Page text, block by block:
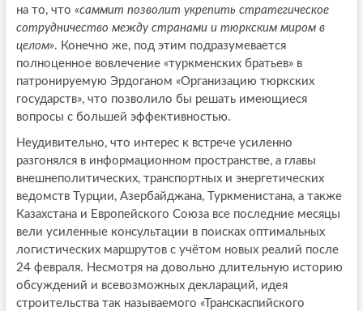
на то, что «саммит позволит укрепить стратегическое
сотрудничество между странами и тюркским миром в
целом». Конечно же, под этим подразумевается
полноценное вовлечение «туркменских братьев» в
патронируемую Эрдоганом «Организацию тюркских
государств», что позволило бы решать имеющиеся
вопросы с большей эффективностью.
Неудивительно, что интерес к встрече усиленно
разгонялся в информационном пространстве, а главы
внешнеполитических, транспортных и энергетических
ведомств Турции, Азербайджана, Туркменистана, а также
Казахстана и Европейского Союза все последние месяцы
вели усиленные консультации в поисках оптимальных
логистических маршрутов с учётом новых реалий после
24 февраля. Несмотря на довольно длительную историю
обсуждений и всевозможных деклараций, идея
строительства так называемого «Транскаспийского